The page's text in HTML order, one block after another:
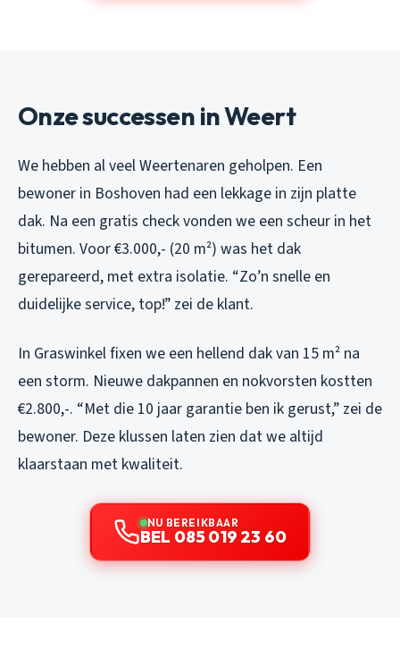
Onze successen in Weert
We hebben al veel Weertenaren geholpen. Een
bewoner in Boshoven had een lekkage in zijn platte
dak. Na een gratis check vonden we een scheur in het
bitumen. Voor €3.000,- (20 m²) was het dak
gerepareerd, met extra isolatie. “Zo’n snelle en
duidelijke service, top!” zei de klant.
In Graswinkel fixen we een hellend dak van 15 m² na
een storm. Nieuwe dakpannen en nokvorsten kostten
€2.800,-. “Met die 10 jaar garantie ben ik gerust,” zei de
bewoner. Deze klussen laten zien dat we altijd
klaarstaan met kwaliteit.
NU BEREIKBAAR
BEL 085 019 23 60